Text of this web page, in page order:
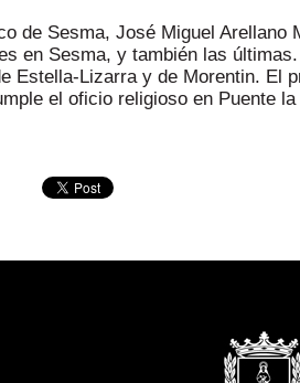
de Sesma, José Miguel
en Sesma, y también las
Estella-Lizarra y de Morentin. El
el oficio religioso en Puente la